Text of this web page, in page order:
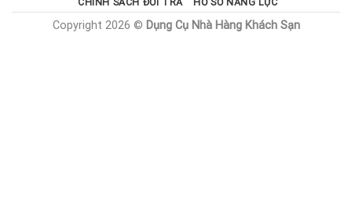
CHÍNH SÁCH ĐỔI TRẢ
HỒ SƠ NĂNG LỰC
Copyright 2026 © Dụng Cụ Nhà Hàng Khách Sạn